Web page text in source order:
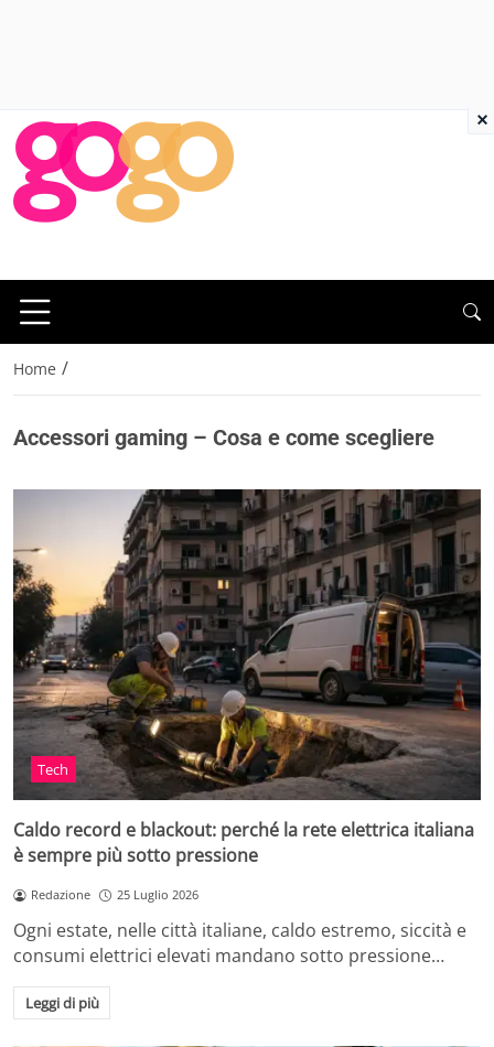
Home /
Accessori gaming – Cosa e come scegliere
Tech
Caldo record e blackout: perché la rete elettrica italiana
è sempre più sotto pressione
Redazione 25 Luglio 2026
Ogni estate, nelle città italiane, caldo estremo, siccità e
consumi elettrici elevati mandano sotto pressione…
Leggi di più
×